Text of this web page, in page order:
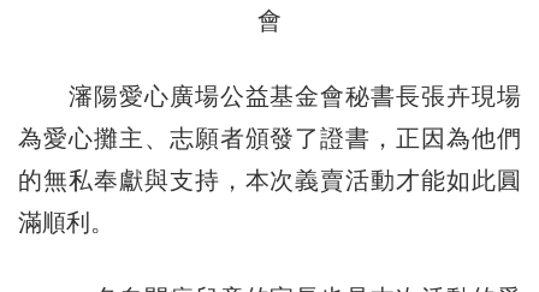
會
瀋陽愛心廣場公益基金會秘書長張卉現場
為愛心攤主、志願者頒發了證書，正因為他們
的無私奉獻與支持，本次義賣活動才能如此圓
滿順利。